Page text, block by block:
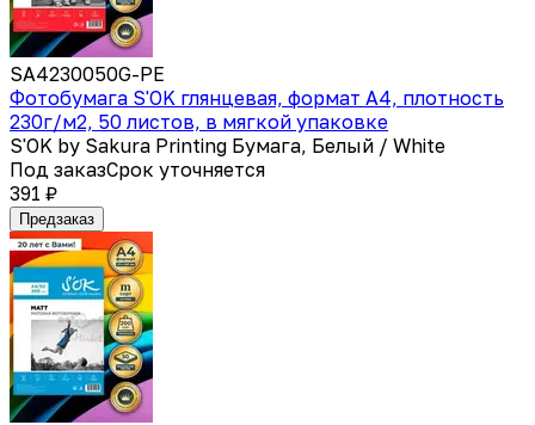
SA4230050G-PE
Фотобумага S'OK глянцевая, формат А4, плотность
230г/м2, 50 листов, в мягкой упаковке
S'OK by Sakura Printing Бумага, Белый / White
Под заказСрок уточняется
391 ₽
Предзаказ